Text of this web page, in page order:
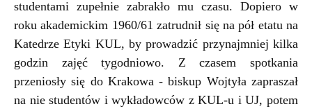
studentami zupełnie zabrakło mu czasu. Dopiero w
roku akademickim 1960/61 zatrudnił się na pół etatu na
Katedrze Etyki KUL, by prowadzić przynajmniej kilka
godzin zajęć tygodniowo. Z czasem spotkania
przeniosły się do Krakowa - biskup Wojtyła zapraszał
na nie studentów i wykładowców z KUL-u i UJ, potem